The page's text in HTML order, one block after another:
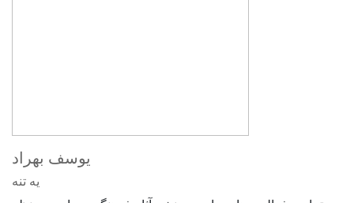
یوسف بهراد
یه تنه